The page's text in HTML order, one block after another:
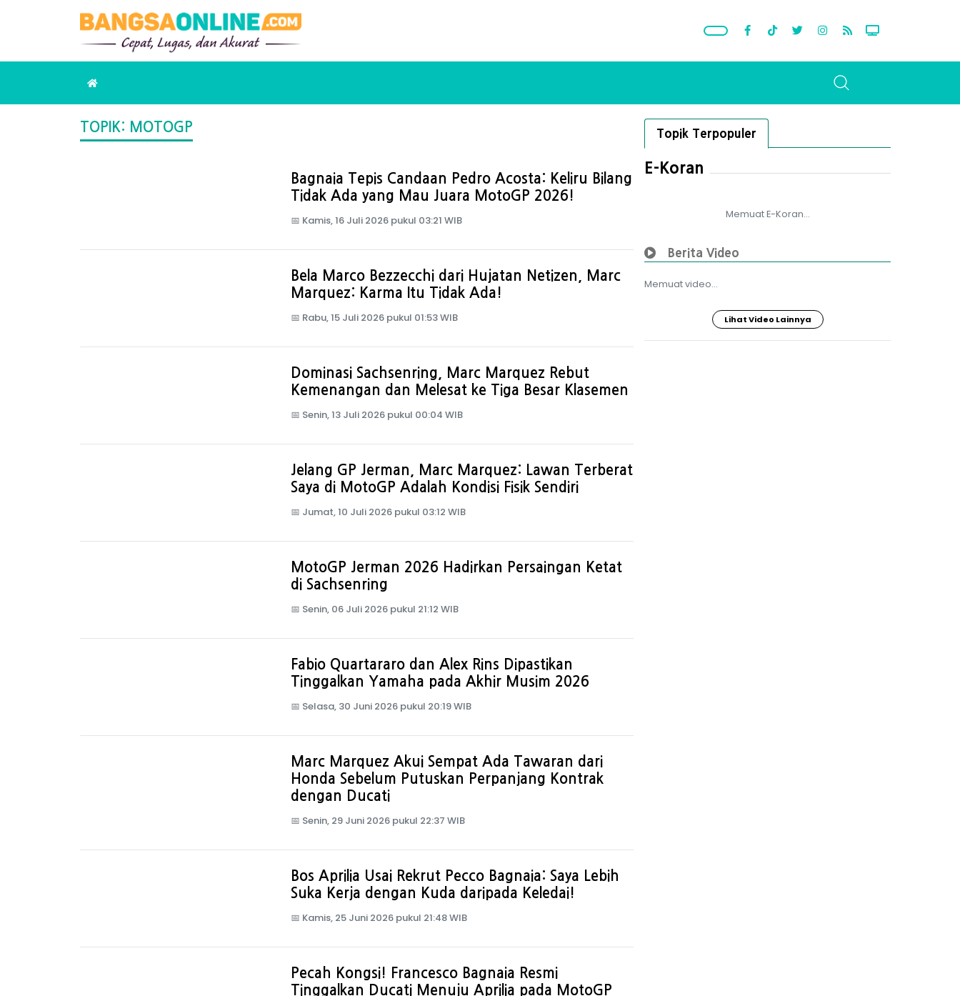
TOPIK: MOTOGP
Bagnaia Tepis Candaan Pedro Acosta: Keliru Bilang
Tidak Ada yang Mau Juara MotoGP 2026!
📅 Kamis, 16 Juli 2026 pukul 03:21 WIB
Bela Marco Bezzecchi dari Hujatan Netizen, Marc
Marquez: Karma Itu Tidak Ada!
📅 Rabu, 15 Juli 2026 pukul 01:53 WIB
Dominasi Sachsenring, Marc Marquez Rebut
Kemenangan dan Melesat ke Tiga Besar Klasemen
📅 Senin, 13 Juli 2026 pukul 00:04 WIB
Jelang GP Jerman, Marc Marquez: Lawan Terberat
Saya di MotoGP Adalah Kondisi Fisik Sendiri
📅 Jumat, 10 Juli 2026 pukul 03:12 WIB
MotoGP Jerman 2026 Hadirkan Persaingan Ketat
di Sachsenring
📅 Senin, 06 Juli 2026 pukul 21:12 WIB
Fabio Quartararo dan Alex Rins Dipastikan
Tinggalkan Yamaha pada Akhir Musim 2026
📅 Selasa, 30 Juni 2026 pukul 20:19 WIB
Marc Marquez Akui Sempat Ada Tawaran dari
Honda Sebelum Putuskan Perpanjang Kontrak
dengan Ducati
📅 Senin, 29 Juni 2026 pukul 22:37 WIB
Bos Aprilia Usai Rekrut Pecco Bagnaia: Saya Lebih
Suka Kerja dengan Kuda daripada Keledai!
📅 Kamis, 25 Juni 2026 pukul 21:48 WIB
Pecah Kongsi! Francesco Bagnaia Resmi
Tinggalkan Ducati Menuju Aprilia pada MotoGP
Topik Terpopuler
E-Koran
Memuat E-Koran...
Berita Video
Memuat video...
Lihat Video Lainnya